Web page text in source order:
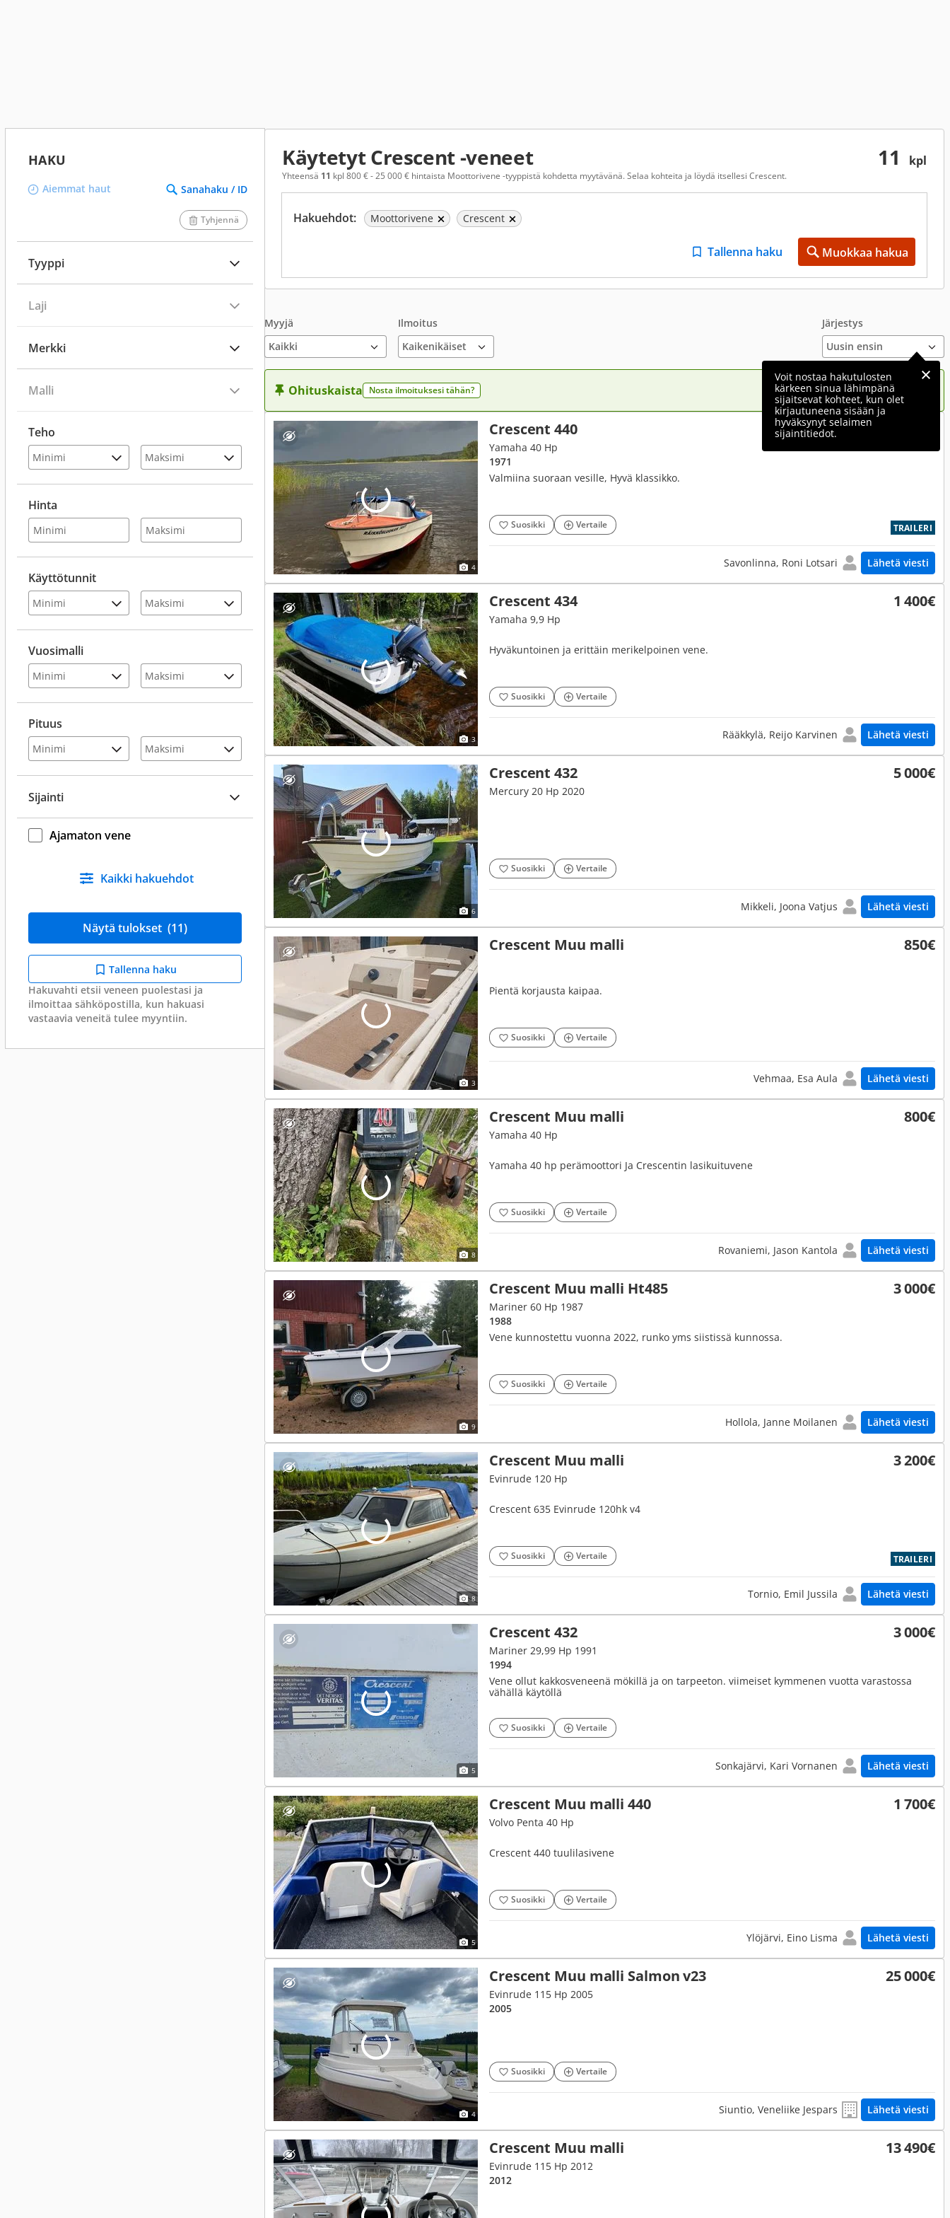
HAKU
Aiemmat haut Sanahaku / ID
Tyhjennä
Tyyppi
Laji
Merkki
Malli
Teho
Hinta
Käyttötunnit
Vuosimalli
Pituus
Sijainti
Ajamaton vene
Kaikki hakuehdot
Näytä tulokset (11)
Tallenna haku
Hakuvahti etsii veneen puolestasi ja
ilmoittaa sähköpostilla, kun hakuasi
vastaavia veneitä tulee myyntiin.
11 kpl
Käytetyt Crescent -veneet
Yhteensä 11 kpl 800 € - 25 000 € hintaista Moottorivene -tyyppistä kohdetta myytävänä. Selaa kohteita ja löydä itsellesi Crescent.
Hakuehdot: Moottorivene Crescent
Tallenna haku Muokkaa hakua
Myyjä Ilmoitus Järjestys
Voit nostaa hakutulosten
kärkeen sinua lähimpänä
sijaitsevat kohteet, kun olet
kirjautuneena sisään ja
hyväksynyt selaimen
sijaintitiedot.
Ohituskaista Nosta ilmoituksesi tähän?
4
Crescent 440
TRAILERI
Yamaha 40 Hp
1971
Valmiina suoraan vesille, Hyvä klassikko.
Suosikki Vertaile
Savonlinna, Roni Lotsari Lähetä viesti
3
Crescent 434 1 400€
Yamaha 9,9 Hp
Hyväkuntoinen ja erittäin merikelpoinen vene.
Suosikki Vertaile
Rääkkylä, Reijo Karvinen Lähetä viesti
6
Crescent 432 5 000€
Mercury 20 Hp 2020
Suosikki Vertaile
Mikkeli, Joona Vatjus Lähetä viesti
3
Crescent Muu malli 850€
Pientä korjausta kaipaa.
Suosikki Vertaile
Vehmaa, Esa Aula Lähetä viesti
8
Crescent Muu malli 800€
Yamaha 40 Hp
Yamaha 40 hp perämoottori Ja Crescentin lasikuituvene
Suosikki Vertaile
Rovaniemi, Jason Kantola Lähetä viesti
9
Crescent Muu malli Ht485 3 000€
Mariner 60 Hp 1987
1988
Vene kunnostettu vuonna 2022, runko yms siistissä kunnossa.
Suosikki Vertaile
Hollola, Janne Moilanen Lähetä viesti
8
Crescent Muu malli 3 200€
TRAILERI
Evinrude 120 Hp
Crescent 635 Evinrude 120hk v4
Suosikki Vertaile
Tornio, Emil Jussila Lähetä viesti
5
Crescent 432 3 000€
Mariner 29,99 Hp 1991
1994
Vene ollut kakkosveneenä mökillä ja on tarpeeton. viimeiset kymmenen vuotta varastossa
vähällä käytöllä
Suosikki Vertaile
Sonkajärvi, Kari Vornanen Lähetä viesti
5
Crescent Muu malli 440 1 700€
Volvo Penta 40 Hp
Crescent 440 tuulilasivene
Suosikki Vertaile
Ylöjärvi, Eino Lisma Lähetä viesti
4
Crescent Muu malli Salmon v23 25 000€
Evinrude 115 Hp 2005
2005
Suosikki Vertaile
Siuntio, Veneliike Jespars Lähetä viesti
Crescent Muu malli 13 490€
Evinrude 115 Hp 2012
2012